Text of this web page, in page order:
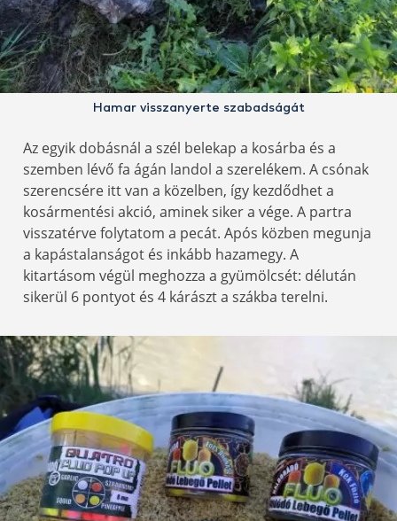
Hamar visszanyerte szabadságát
Az egyik dobásnál a szél belekap a kosárba és a
szemben lévő fa ágán landol a szerelékem. A csónak
szerencsére itt van a közelben, így kezdődhet a
kosármentési akció, aminek siker a vége. A partra
visszatérve folytatom a pecát. Após közben megunja
a kapástalanságot és inkább hazamegy. A
kitartásom végül meghozza a gyümölcsét: délután
sikerül 6 pontyot és 4 kárászt a szákba terelni.